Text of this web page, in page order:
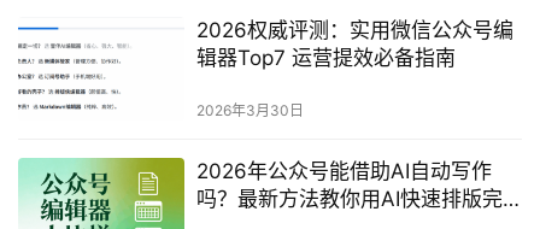
2026权威评测：实用微信公众号编
辑器Top7 运营提效必备指南
2026年3月30日
2026年公众号能借助AI自动写作
吗？最新方法教你用AI快速排版完